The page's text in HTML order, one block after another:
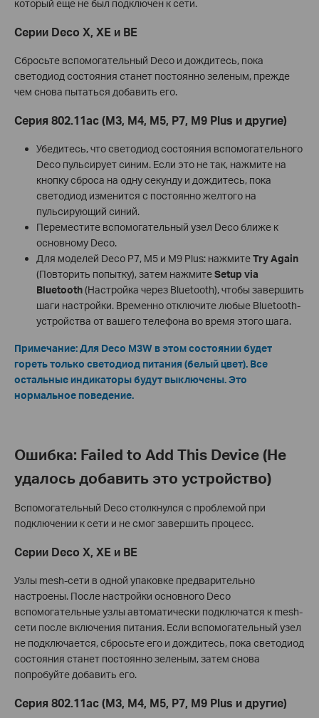
который еще не был подключен к сети.
Серии Deco X, XE и BE
Сбросьте вспомогательный Deco и дождитесь, пока
светодиод состояния станет постоянно зеленым, прежде
чем снова пытаться добавить его.
Серия 802.11ac (M3, M4, M5, P7, M9 Plus и другие)
Убедитесь, что светодиод состояния вспомогательного
Deco пульсирует синим. Если это не так, нажмите на
кнопку сброса на одну секунду и дождитесь, пока
светодиод изменится с постоянно желтого на
пульсирующий синий.
Переместите вспомогательный узел Deco ближе к
основному Deco.
Для моделей Deco P7, M5 и M9 Plus: нажмитеTry Again
(Повторить попытку), затем нажмитеSetup via
Bluetooth(Настройка через Bluetooth), чтобы завершить
шаги настройки. Временно отключите любые Bluetooth-
устройства от вашего телефона во время этого шага.
Примечание:Для Deco M3W в этом состоянии будет
гореть только светодиод питания (белый цвет). Все
остальные индикаторы будут выключены. Это
нормальное поведение.
Ошибка: Failed to Add This Device (Не
удалось добавить это устройство)
Вспомогательный Deco столкнулся с проблемой при
подключении к сети и не смог завершить процесс.
Серии Deco X, XE и BE
Узлы mesh-сети в одной упаковке предварительно
настроены. После настройки основного Deco
вспомогательные узлы автоматически подключатся к mesh-
сети после включения питания. Если вспомогательный узел
не подключается, сбросьте его и дождитесь, пока светодиод
состояния станет постоянно зеленым, затем снова
попробуйте добавить его.
Серия 802.11ac (M3, M4, M5, P7, M9 Plus и другие)